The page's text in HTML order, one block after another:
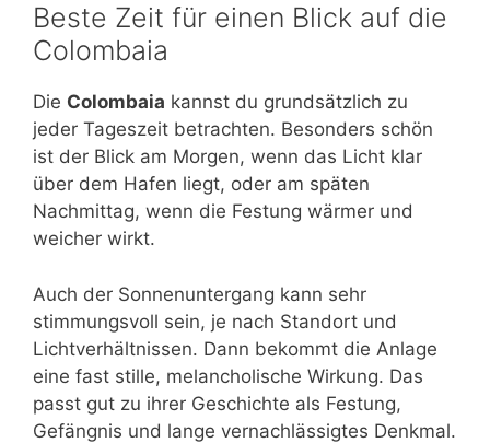
Beste Zeit für einen Blick auf die
Colombaia
Die Colombaia kannst du grundsätzlich zu
jeder Tageszeit betrachten. Besonders schön
ist der Blick am Morgen, wenn das Licht klar
über dem Hafen liegt, oder am späten
Nachmittag, wenn die Festung wärmer und
weicher wirkt.
Auch der Sonnenuntergang kann sehr
stimmungsvoll sein, je nach Standort und
Lichtverhältnissen. Dann bekommt die Anlage
eine fast stille, melancholische Wirkung. Das
passt gut zu ihrer Geschichte als Festung,
Gefängnis und lange vernachlässigtes Denkmal.